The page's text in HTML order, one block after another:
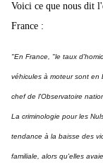
Voici ce que nous dit
France :
"En France, "le taux
véhicules à moteur sont en
chef de l'Observatoire
La criminologie pour les
tendance à la baisse des
familiale, alors qu'elles